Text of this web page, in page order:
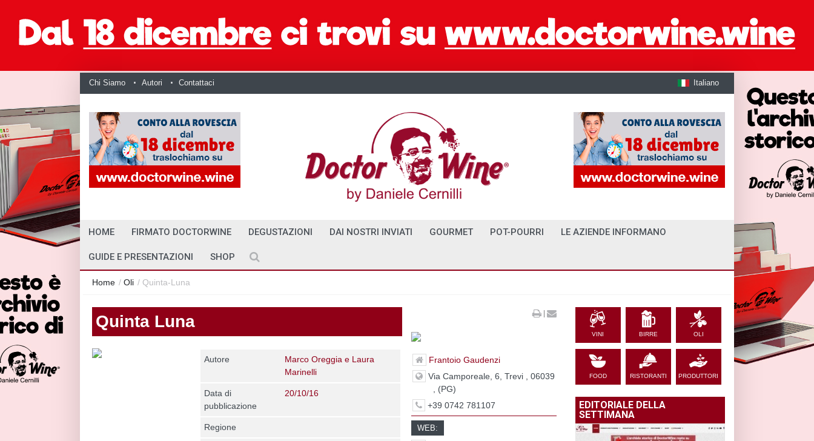
Chi Siamo Autori Contattaci Italiano
HOME FIRMATO DOCTORWINE DEGUSTAZIONI DAI NOSTRI INVIATI GOURMET POT-POURRI LE AZIENDE INFORMANO
GUIDE E PRESENTAZIONI SHOP
Home / Oli / Quinta-Luna
Quinta Luna
Autore
Marco Oreggia e Laura
Marinelli
Data di
pubblicazione
20/10/16
Regione
|
Frantoio Gaudenzi
Via Camporeale, 6, Trevi , 06039
, (PG)
+39 0742 781107
WEB:
VINI BIRRE OLI
FOOD RISTORANTI PRODUTTORI
EDITORIALE DELLA
SETTIMANA